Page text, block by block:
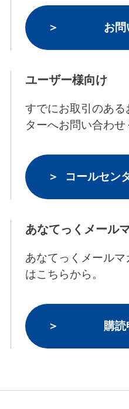
お問
ユーザー様向け
すでにお取引のあ
ターへお問い合わせ
コールセン
あなてっくメール
あなてっくメール
はこちらから。
購読